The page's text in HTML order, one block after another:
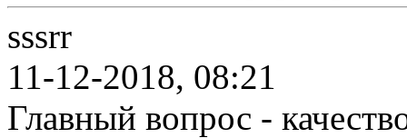
sssrr
11-12-2018, 08:21
Главный вопрос -